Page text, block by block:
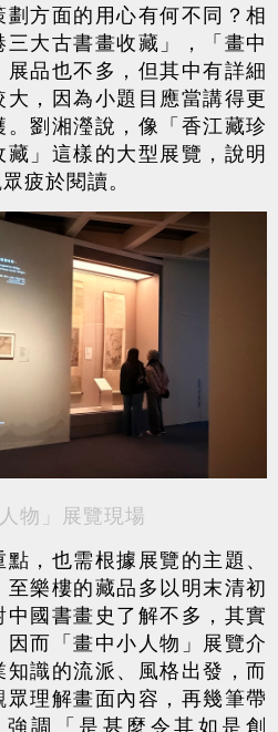
方面的用心有何不同？相
大古書畫收藏」，「畫中
品也不多，但其中有詳細
，因為小題目應當講得更
劉湘瀅說，像「香江藏珍
」這樣的大型展覽，說明
疲於閱讀。
物」展覽現場
，也需根據展覽的主題、
樂樓的藏品多以明末清初
國書畫史了解不多，其實
而「畫中小人物」展覽介
識的流派、風格出發，而
理解畫面內容，再幾筆帶
調「是甚麼令其如是創